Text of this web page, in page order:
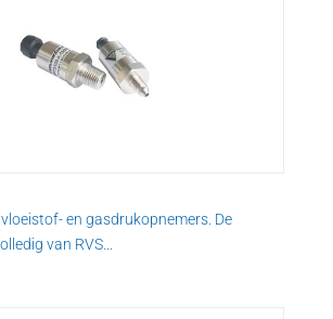
en gasdrukopnemers. De
van RVS...